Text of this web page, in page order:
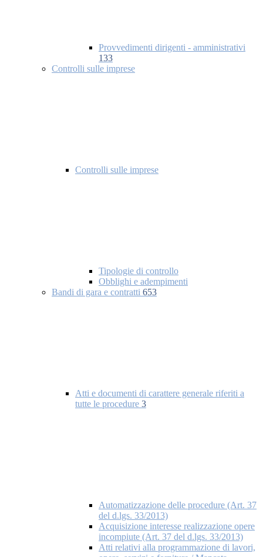
Provvedimenti dirigenti - amministrativi
133
Controlli sulle imprese
Controlli sulle imprese
Tipologie di controllo
Obblighi e adempimenti
Bandi di gara e contratti 653
Atti e documenti di carattere generale riferiti a
tutte le procedure 3
Automatizzazione delle procedure (Art. 37
del d.lgs. 33/2013)
Acquisizione interesse realizzazione opere
incompiute (Art. 37 del d.lgs. 33/2013)
Atti relativi alla programmazione di lavori,